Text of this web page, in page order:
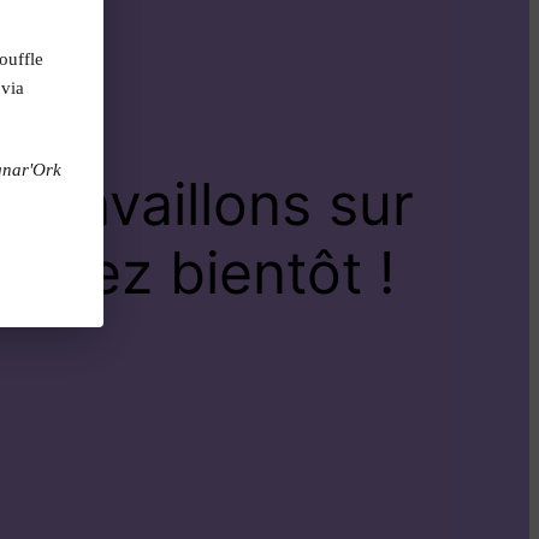
travaillons sur
bientôt !